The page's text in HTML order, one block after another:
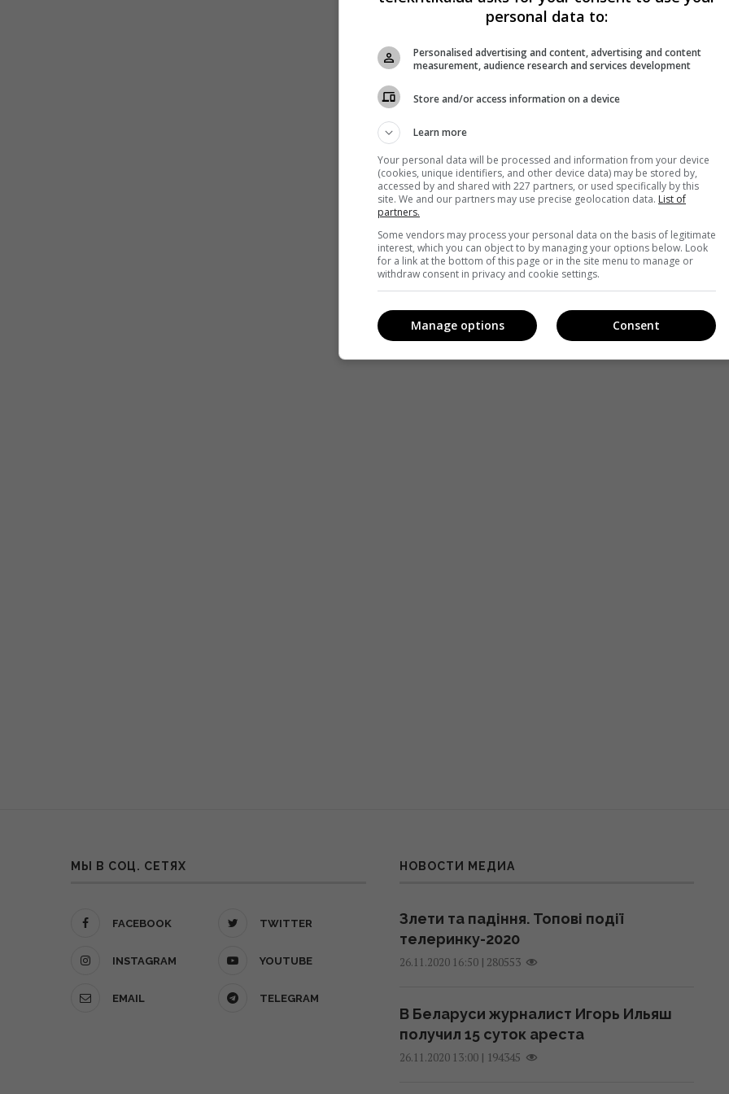
МЫ В СОЦ. СЕТЯХ
FACEBOOK TWITTER
INSTAGRAM YOUTUBE
EMAIL TELEGRAM
НОВОСТИ МЕДИА
Злети та падіння. Топові події
телеринку-2020
26.11.2020 16:50| 280553
В Беларуси журналист Игорь Ильяш
получил 15 суток ареста
26.11.2020 13:00| 194345
personal data to:
Personalised advertising and content, advertising and content
measurement, audience research and services development
Store and/or access information on a device
Learn more
Your personal data will be processed and information from your device
(cookies, unique identifiers, and other device data) may be stored by,
accessed by and shared with 227 partners, or used specifically by this
site. We and our partners may use precise geolocation data. List of
partners.
Some vendors may process your personal data on the basis of legitimate
interest, which you can object to by managing your options below. Look
for a link at the bottom of this page or in the site menu to manage or
withdraw consent in privacy and cookie settings.
Consent
Manage options